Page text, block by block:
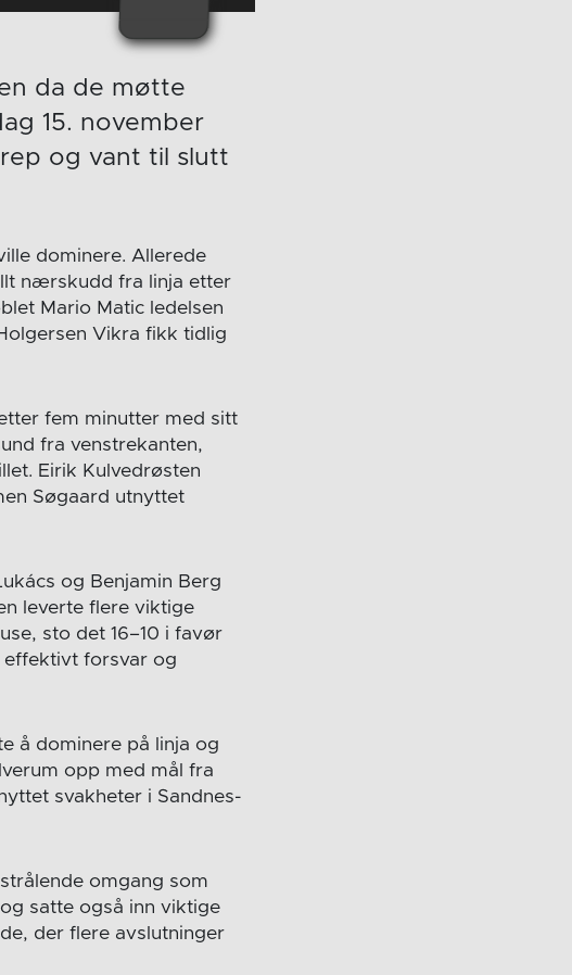
da de møtte
15. november
og vant til slutt
dominere. Allerede
nærskudd fra linja etter
Mario Matic ledelsen
Vikra fikk tidlig
fem minutter med sitt
fra venstrekanten,
Eirik Kulvedrøsten
Søgaard utnyttet
og Benjamin Berg
leverte flere viktige
sto det 16–10 i favør
effektivt forsvar og
å dominere på linja og
opp med mål fra
svakheter i Sandnes-
omgang som
satte også inn viktige
der flere avslutninger